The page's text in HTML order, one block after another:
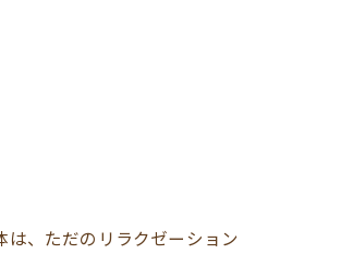
、ただのリラクゼーション